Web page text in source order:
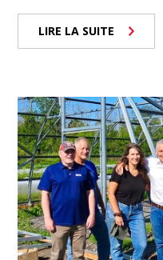
LIRE LA SUITE